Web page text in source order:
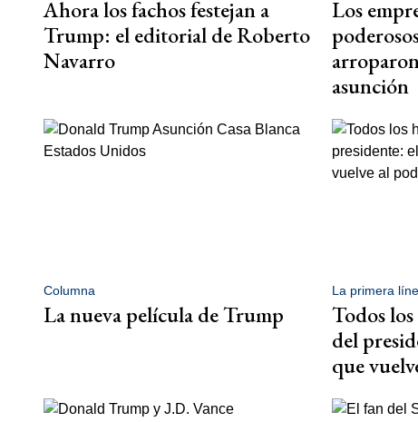
Ahora los fachos festejan a
Trump: el editorial de Roberto
Navarro
Los
asunción
Columna
La nueva película de Trump
La primera
Todos
del
que